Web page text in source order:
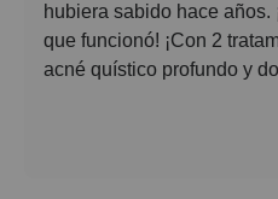
hubiera sabido hace años.
que funcionó! ¡Con 2
acné quístico profundo y